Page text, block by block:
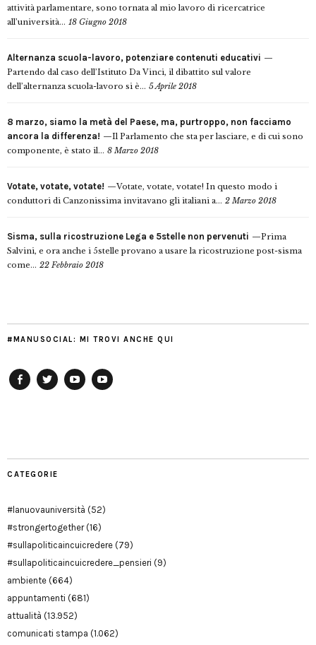
attività parlamentare, sono tornata al mio lavoro di ricercatrice
all’università... 18 Giugno 2018
Alternanza scuola-lavoro, potenziare contenuti educativi
Partendo dal caso dell’Istituto Da Vinci, il dibattito sul valore
dell’alternanza scuola-lavoro si è... 5 Aprile 2018
8 marzo, siamo la metà del Paese, ma, purtroppo, non facciamo
ancora la differenza!
Il Parlamento che sta per lasciare, e di cui sono
componente, è stato il... 8 Marzo 2018
Votate, votate, votate!
Votate, votate, votate! In questo modo i
conduttori di Canzonissima invitavano gli italiani a... 2 Marzo 2018
Sisma, sulla ricostruzione Lega e 5stelle non pervenuti
Prima
Salvini, e ora anche i 5stelle provano a usare la ricostruzione post-sisma
come... 22 Febbraio 2018
#MANUSOCIAL: MI TROVI ANCHE QUI
CATEGORIE
#lanuovauniversità (52)
#strongertogether(16)
#sullapoliticaincuicredere (79)
#sullapoliticaincuicredere_pensieri (9)
ambiente (664)
appuntamenti (681)
attualità (13.952)
comunicati stampa (1.062)